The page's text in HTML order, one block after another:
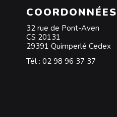
COORDONNÉES
32 rue de Pont-Aven
CS 20131
29391 Quimperlé Cedex
Tél : 02 98 96 37 37